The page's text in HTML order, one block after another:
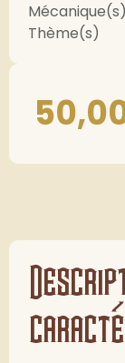
Thème(s)